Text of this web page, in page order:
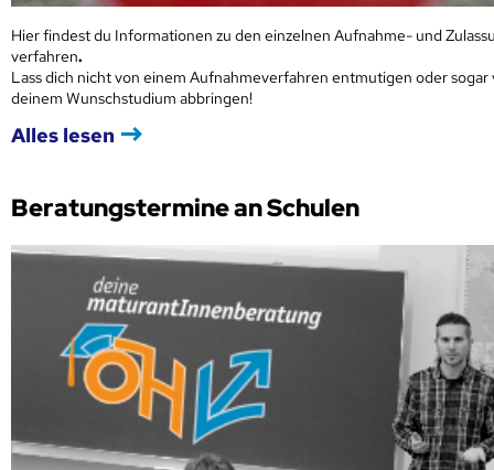
Hier findest du Informationen zu den einzelnen Aufnahme- und
verfahren.
Lass dich nicht von einem Aufnahmeverfahren entmutigen oder sogar
deinem Wunschstudium abbringen!
Alles lesen
Beratungstermine an Schulen